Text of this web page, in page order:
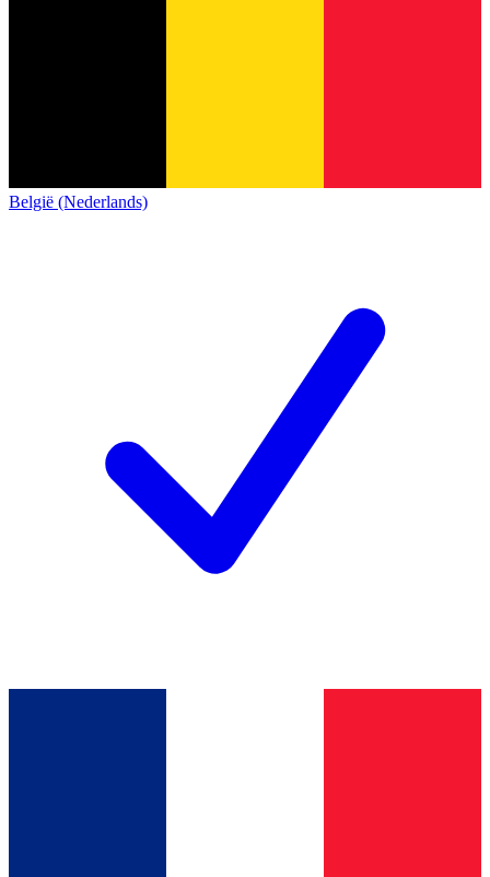
België (Nederlands)